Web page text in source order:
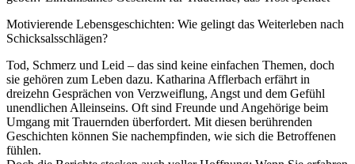
Motivierende Lebensgeschichten: Wie gelingt das Weiterleben nach
Schicksalsschlägen?
Tod, Schmerz und Leid – das sind keine einfachen Themen, doch
sie gehören zum Leben dazu. Katharina Afflerbach erfährt in
dreizehn Gesprächen von Verzweiflung, Angst und dem Gefühl
unendlichen Alleinseins. Oft sind Freunde und Angehörige beim
Umgang mit Trauernden überfordert. Mit diesen berührenden
Geschichten können Sie nachempfinden, wie sich die Betroffenen
fühlen.